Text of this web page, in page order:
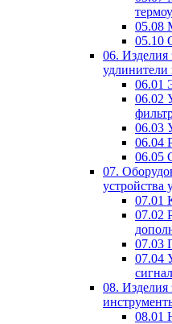
05.08
05.10
06. Изделия
06.01
06.02
06.03
06.04
06.05
07.
устройства
07.01
07.02
07.03
07.04
08.
08.01